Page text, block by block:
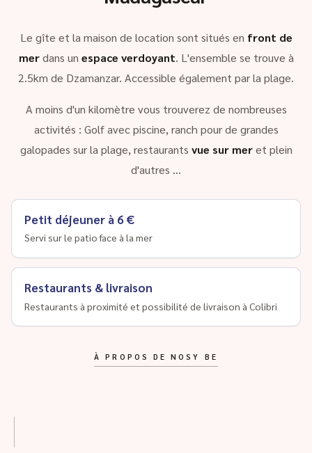
Le gîte et la maison de location sont situés en front de
merdans un espace verdoyant. L'ensemble se trouve à
2.5km de Dzamanzar. Accessible également par la plage.
A moins d'un kilomètre vous trouverez de nombreuses
activités : Golf avec piscine, ranch pour de grandes
galopades sur la plage, restaurants vue sur meret plein
d'autres …
Petit déjeuner à 6 €
Servi sur le patio face à la mer
Restaurants & livraison
Restaurants à proximité et possibilité de livraison à Colibri
À PROPOS DE NOSY BE